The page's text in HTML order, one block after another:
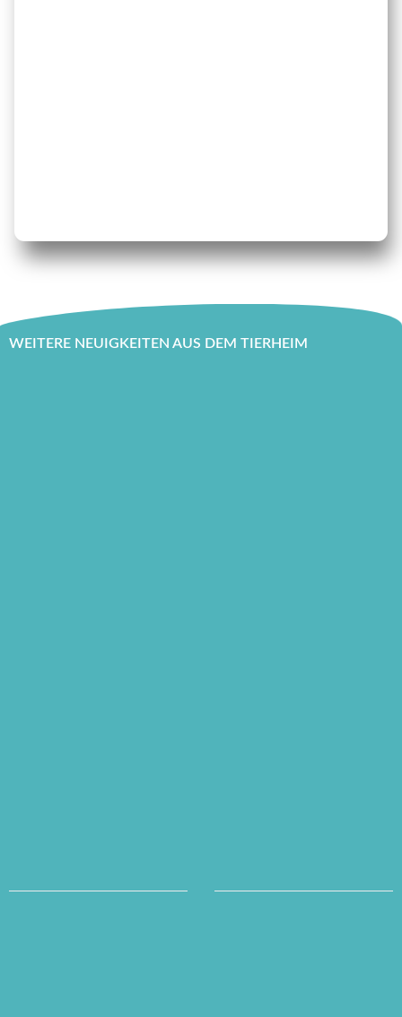
WEITERE NEUIGKEITEN AUS DEM TIERHEIM